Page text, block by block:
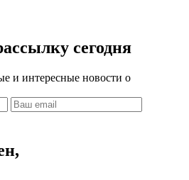
сегодня
и интересные новости о